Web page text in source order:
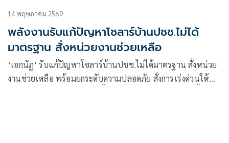
14 พฤษภาคม 2569
พลังงานรับแก้ปัญหาโซลาร์บ้านปชช.ไม่ได้
มาตรฐาน สั่งหน่วยงานช่วยเหลือ
‘เอกนัฏ’ รับแก้ปัญหาโซลาร์บ้านปชช.ไม่ได้มาตรฐาน สั่งหน่วย
งานช่วยเหลือ พร้อมยกระดับความปลอดภัย สั่งการเร่งด่วนให้